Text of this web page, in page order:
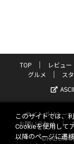
TOP レビュー
グルメ
ス
サイトポリシー
お問い合わせ
このサイトでは、
Cookieを使用して
以降のページに遷